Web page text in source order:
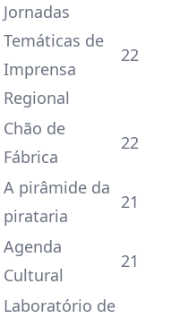
Jornadas
Temáticas de
Imprensa
Regional
22
Chão de
Fábrica
22
A pirâmide da
pirataria
21
Agenda
Cultural
21
Laboratório de